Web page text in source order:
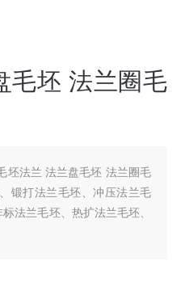
毛坯 法兰圈毛
坯法兰 法兰盘毛坯 法兰圈毛
锻打法兰毛坯、冲压法兰毛
法兰毛坯、热扩法兰毛坯、